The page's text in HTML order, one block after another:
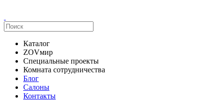
Каталог
ZOVмир
Специальные проекты
Комната сотрудничества
Блог
Салоны
Контакты